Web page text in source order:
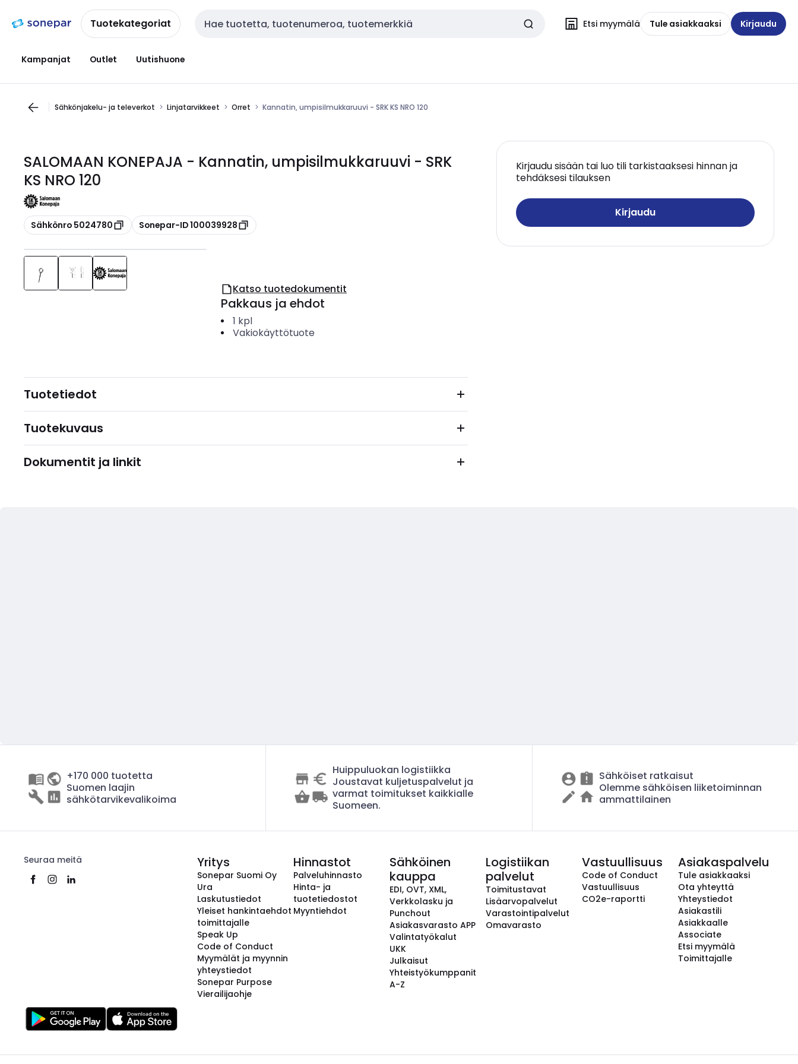
navigointiinsisältöönTuotekategoriat Haku Etsi myymälä Tule asiakkaaksi Kirjaudu
Kampanjat Outlet Uutishuone
Sähkönjakelu- ja televerkot Linjatarvikkeet Orret Kannatin, umpisilmukkaruuvi - SRK KS NRO 120
SALOMAAN KONEPAJA - Kannatin, umpisilmukkaruuvi - SRK
KS NRO 120
Kopioi
Sähkönro 5024780 Kopioi
Sonepar-ID 100039928
Kirjaudu sisään tai luo tili tarkistaaksesi hinnan ja
tehdäksesi tilauksen
Kirjaudu
Katso tuotedokumentit
Pakkaus ja ehdot
1 kpl
Vakiokäyttötuote
Tuotetiedot
Tuotekuvaus
Dokumentit ja linkit
+170 000 tuotetta
Suomen laajin
sähkötarvikevalikoima
Huippuluokan logistiikka
Joustavat kuljetuspalvelut ja
varmat toimitukset kaikkialle
Suomeen.
Sähköiset ratkaisut
Olemme sähköisen liiketoiminnan
ammattilainen
Seuraa meitä Yritys
Sonepar Suomi Oy
Ura
Laskutustiedot
Yleiset hankintaehdot
toimittajalle
Speak Up
Code of Conduct
Myymälät ja myynnin
yhteystiedot
Sonepar Purpose
Vierailijaohje
Hinnastot
Palveluhinnasto
Hinta- ja
tuotetiedostot
Myyntiehdot
Sähköinen
kauppa
EDI, OVT, XML,
Verkkolasku ja
Punchout
Asiakasvarasto APP
Valintatyökalut
UKK
Julkaisut
Yhteistyökumppanit
A-Z
Logistiikan
palvelut
Toimitustavat
Lisäarvopalvelut
Varastointipalvelut
Omavarasto
Vastuullisuus
Code of Conduct
Vastuullisuus
CO2e-raportti
Asiakaspalvelu
Tule asiakkaaksi
Ota yhteyttä
Yhteystiedot
Asiakastili
Asiakkaalle
Associate
Etsi myymälä
Toimittajalle